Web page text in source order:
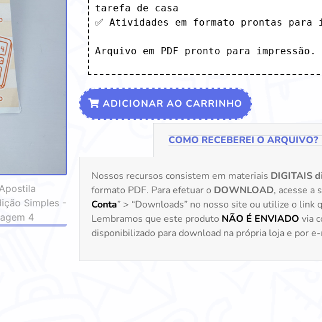
tarefa de casa
✅ Atividades em formato prontas para
Arquivo em PDF pronto para impressão.
ADICIONAR AO CARRINHO
COMO RECEBEREI O ARQUIVO?
Nossos recursos consistem em materiais DIGITAIS
formato PDF. Para efetuar o DOWNLOAD, acesse a
Conta” > “Downloads” no nosso site ou utilize o link
Lembramos que este produto NÃO É ENVIADO via
disponibilizado para download na própria loja e por